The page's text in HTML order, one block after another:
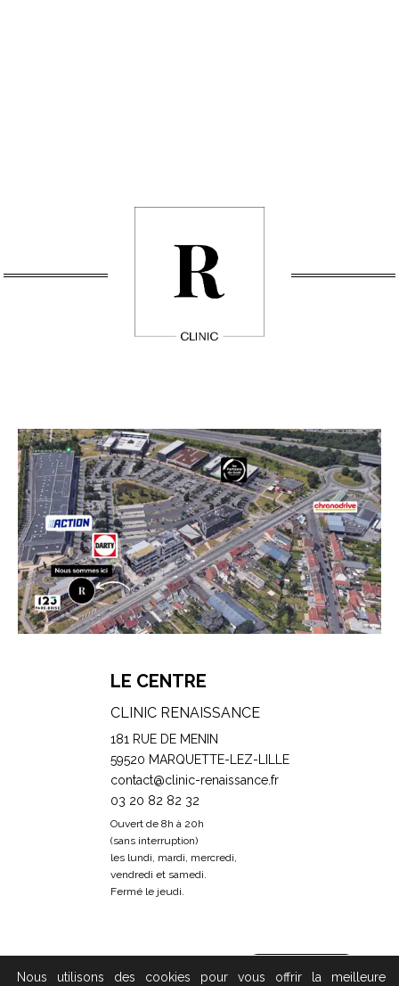
LE CENTRE
CLINIC RENAISSANCE
181 RUE DE MENIN
59520 MARQUETTE-LEZ-LILLE
contact@clinic-renaissance.fr
03 20 82 82 32
Ouvert de 8h à 20h
(sans interruption)
les lundi, mardi, mercredi,
vendredi et samedi.
Fermé le jeudi.
Prendre RDV
Nous utilisons des cookies pour vous offrir la meilleure